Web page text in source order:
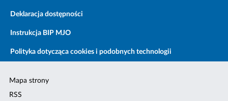
Deklaracja dostępności
Instrukcja BIP MJO
Polityka dotycząca cookies i podobnych technologii
Mapa strony
RSS